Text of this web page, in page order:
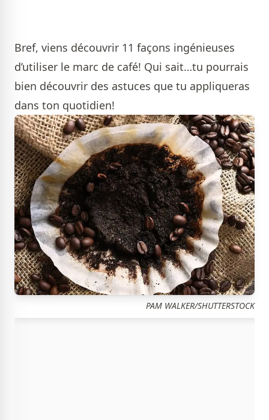
Bref, viens découvrir 11 façons ingénieuses
d’utiliser le marc de café! Qui sait…tu pourrais
bien découvrir des astuces que tu appliqueras
dans ton quotidien!
PAM WALKER/SHUTTERSTOCK